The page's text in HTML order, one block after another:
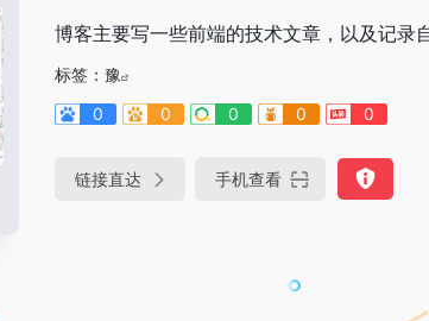
博客主要写一些前端的技术文章，以及记录
标签： 豫
0
0 0 0 0
链接直达 手机查看